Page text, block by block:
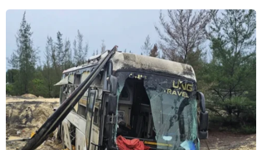
Giá vàng SJC trong nước ổn định, tỷ giá
trung tâm giảm 2 đồng
13/04/2023 02:08
Mặc dù giá vàng thế giới tiếp tục đi lên phiên sáng 13/4
song chỉ có thương hiệu vàng Rồng Thăng Long của
Bảo Tín Minh Châu cộng thêm 120.000 đồng, còn giá
vàng SJC lại giữ ổn định.